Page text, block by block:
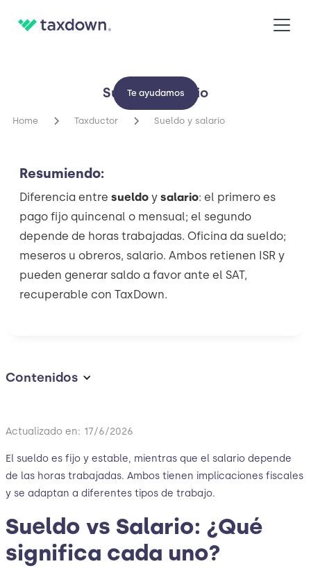
Sueldo y salario
Te ayudamos
Home Taxductor Sueldo y salario
Resumiendo:
Diferencia entre sueldo y salario: el primero es
pago fijo quincenal o mensual; el segundo
depende de horas trabajadas. Oficina da sueldo;
meseros u obreros, salario. Ambos retienen ISR y
pueden generar saldo a favor ante el SAT,
recuperable con TaxDown.
Contenidos
Actualizado en: 17/6/2026
El sueldo es fijo y estable, mientras que el salario depende
de las horas trabajadas. Ambos tienen implicaciones fiscales
y se adaptan a diferentes tipos de trabajo.
Sueldo vs Salario: ¿Qué
significa cada uno?